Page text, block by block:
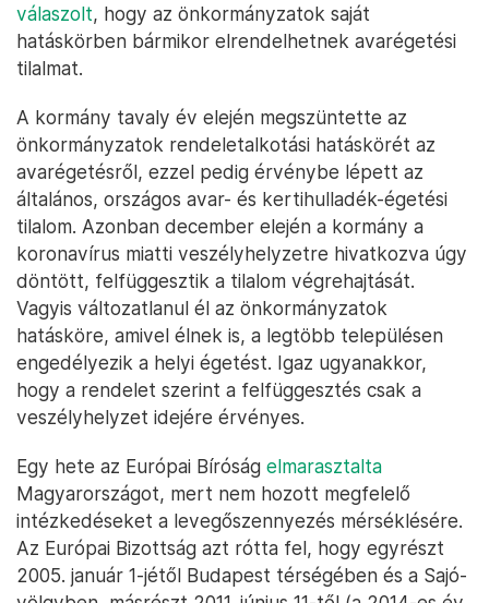
válaszolt, hogy az önkormányzatok saját
hatáskörben bármikor elrendelhetnek avarégetési
tilalmat.
A kormány tavaly év elején megszüntette az
önkormányzatok rendeletalkotási hatáskörét az
avarégetésről, ezzel pedig érvénybe lépett az
általános, országos avar- és kertihulladék-égetési
tilalom. Azonban december elején a kormány a
koronavírus miatti veszélyhelyzetre hivatkozva úgy
döntött, felfüggesztik a tilalom végrehajtását.
Vagyis változatlanul él az önkormányzatok
hatásköre, amivel élnek is, a legtöbb településen
engedélyezik a helyi égetést. Igaz ugyanakkor,
hogy a rendelet szerint a felfüggesztés csak a
veszélyhelyzet idejére érvényes.
Egy hete az Európai Bíróság elmarasztalta
Magyarországot, mert nem hozott megfelelő
intézkedéseket a levegőszennyezés mérséklésére.
Az Európai Bizottság azt rótta fel, hogy egyrészt
2005. január 1-jétől Budapest térségében és a Sajó-